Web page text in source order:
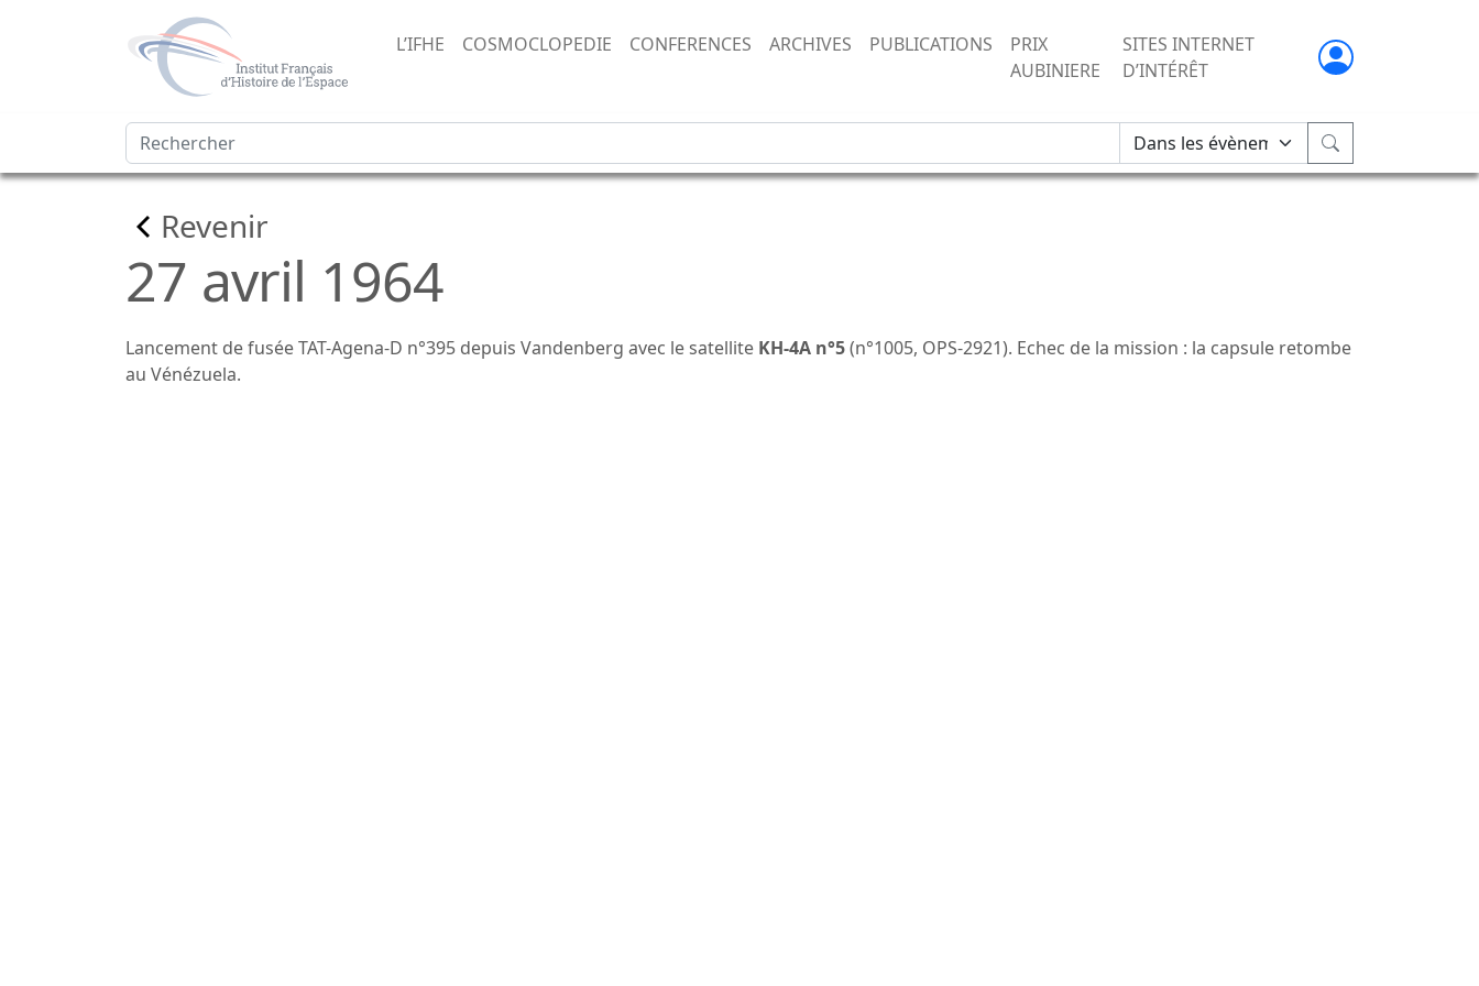
L’IFHE COSMOCLOPEDIE CONFERENCES ARCHIVES PUBLICATIONS
PRIX
AUBINIERE
SITES INTERNET
D’INTÉRÊT
Revenir
27 avril 1964
Lancement de fusée TAT-Agena-D n°395 depuis Vandenberg avec le satellite KH-4A n°5(n°1005, OPS-2921). Echec de la mission : la capsule retombe
au Vénézuela.